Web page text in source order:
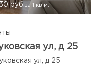
руб за 1 кв.м.
ул, д 25
ул, д 25